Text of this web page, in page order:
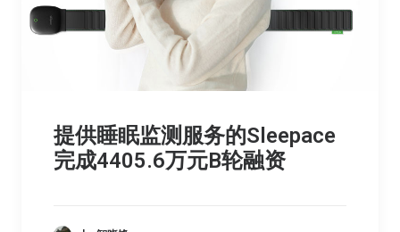
提供睡眠监测服务的Sleepace
完成4405.6万元B轮融资